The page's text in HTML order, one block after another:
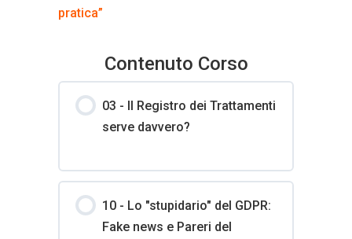
pratica”
Contenuto Corso
03 - Il Registro dei Trattamenti
serve davvero?
10 - Lo "stupidario" del GDPR:
Fake news e Pareri del